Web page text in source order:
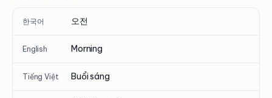
한국어 오전
English Morning
Tiếng Việt Buổi sáng